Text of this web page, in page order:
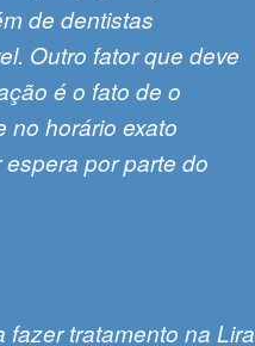
de dentistas
Outro fator que deve
é o fato de o
no horário exato
por parte do
fazer tratamento na Lira